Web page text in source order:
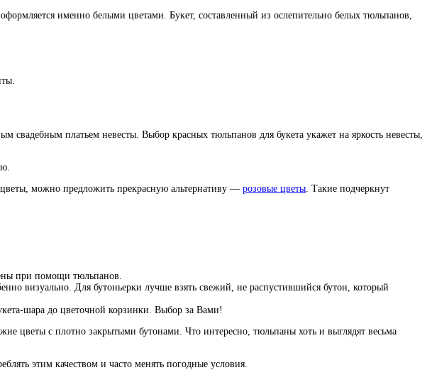
именно белыми цветами. Букет, составленный из ослепительно белых тюльпанов,
свадебным платьем невесты. Выбор красных тюльпанов для букета укажет на яркость невесты,
можно предложить прекрасную альтернативу — розовые цветы. Такие подчеркнут
при помощи тюльпанов.
визуально. Для бутоньерки лучше взять свежий, не распустившийся бутон, который
шара до цветочной корзинки. Выбор за Вами!
цветы с плотно закрытыми бутонами. Что интересно, тюльпаны хоть и выглядят весьма
этим качеством и часто менять погодные условия.